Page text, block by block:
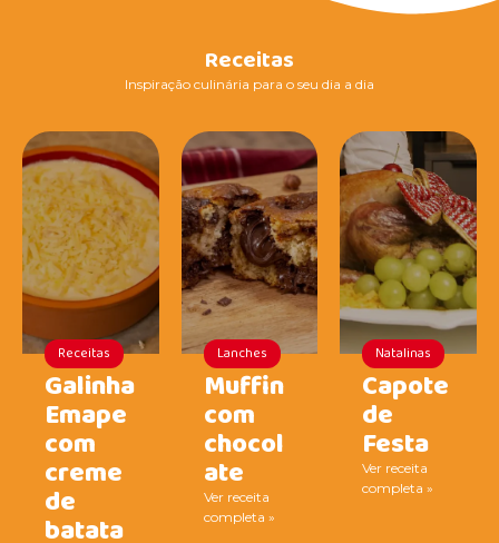
Receitas
Inspiração culinária para o seu dia a dia
Receitas
Galinha
Emape
com
creme
de
batata
Lanches
Muffin
com
chocol
ate
Ver receita
completa »
Natalinas
Capote
de
Festa
Ver receita
completa »